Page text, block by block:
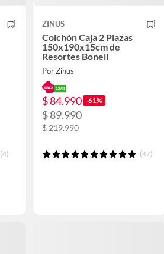
(4)
ZINUS
Colchón Caja 2 Plazas
150x190x15cm de
Resortes Bonell
Por Zinus
$ 84.990 -61%
$ 89.990
$ 219.990
(47)